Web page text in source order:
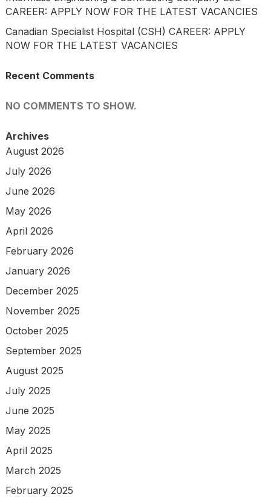
CAREER: APPLY NOW FOR THE LATEST VACANCIES
Canadian Specialist Hospital (CSH) CAREER: APPLY
NOW FOR THE LATEST VACANCIES
Recent Comments
NO COMMENTS TO SHOW.
Archives
August 2026
July 2026
June 2026
May 2026
April 2026
February 2026
January 2026
December 2025
November 2025
October 2025
September 2025
August 2025
July 2025
June 2025
May 2025
April 2025
March 2025
February 2025